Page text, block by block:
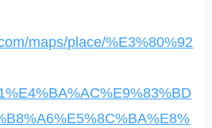
maps/place/%E3%80%92